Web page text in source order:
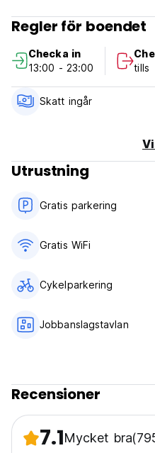
ligger 700 meter från
och till Wat Xieng Thong är
från Vongprachan
from original language)
Regler för boendet
Checka in
13:00 - 23:00
tills
Skatt ingår
Utrustning
Gratis parkering
Gratis WiFi
Cykelparkering
Jobbanslagstavlan
Recensioner
7.1Mycket bra